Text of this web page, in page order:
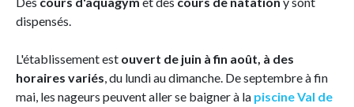
dispensés.
L'établissement est ouvert de juin à fin août, à des
horaires variés, du lundi au dimanche. De septembre à fin
mai, les nageurs peuvent aller se baigner à la piscine Val de